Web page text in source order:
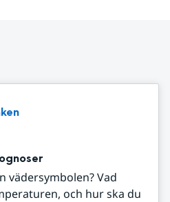
vädersymbolen? Vad
och hur ska du